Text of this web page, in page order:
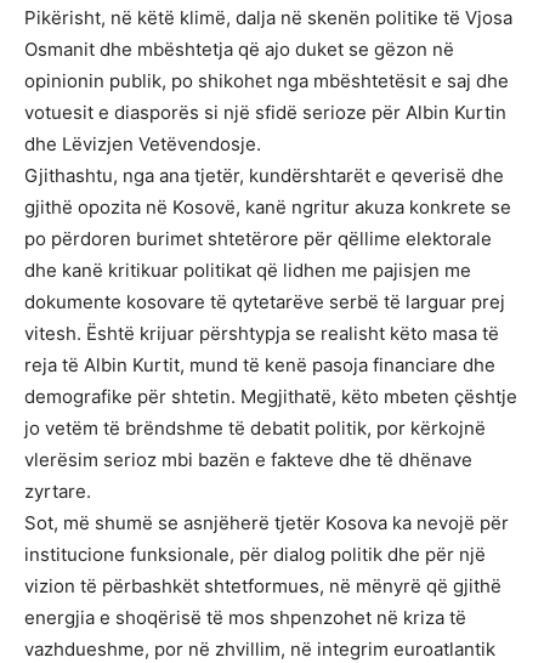
Pikërisht, në këtë klimë, dalja në skenën politike të Vjosa
Osmanit dhe mbështetja që ajo duket se gëzon në
opinionin publik, po shikohet nga mbështetësit e saj dhe
votuesit e diasporës si një sfidë serioze për Albin Kurtin
dhe Lëvizjen Vetëvendosje.
Gjithashtu, nga ana tjetër, kundërshtarët e qeverisë dhe
gjithë opozita në Kosovë, kanë ngritur akuza konkrete se
po përdoren burimet shtetërore për qëllime elektorale
dhe kanë kritikuar politikat që lidhen me pajisjen me
dokumente kosovare të qytetarëve serbë të larguar prej
vitesh. Është krijuar përshtypja se realisht këto masa të
reja të Albin Kurtit, mund të kenë pasoja financiare dhe
demografike për shtetin. Megjithatë, këto mbeten çështje
jo vetëm të brëndshme të debatit politik, por kërkojnë
vlerësim serioz mbi bazën e fakteve dhe të dhënave
zyrtare.
Sot, më shumë se asnjëherë tjetër Kosova ka nevojë për
institucione funksionale, për dialog politik dhe për një
vizion të përbashkët shtetformues, në mënyrë që gjithë
energjia e shoqërisë të mos shpenzohet në kriza të
vazhdueshme, por në zhvillim, në integrim euroatlantik